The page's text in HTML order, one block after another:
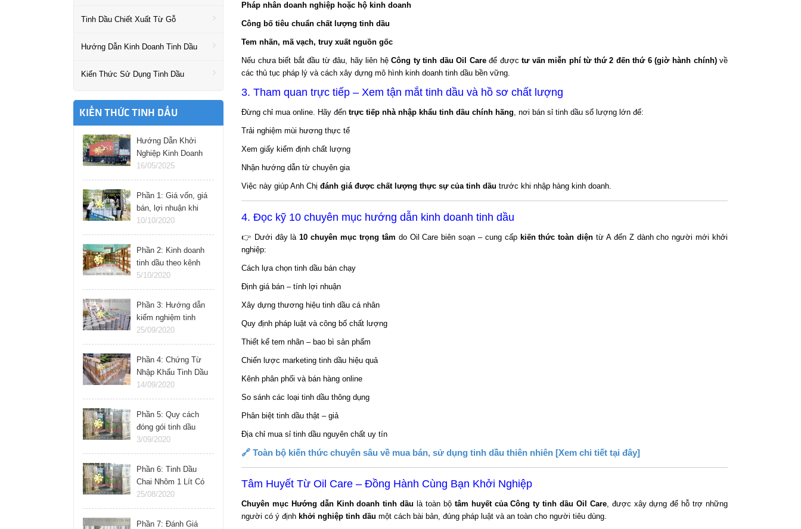
Tinh Dầu Chiết Xuất Từ Gỗ
Hướng Dẫn Kinh Doanh Tinh Dầu
Kiến Thức Sử Dụng Tinh Dầu
KIẾN THỨC TINH DẦU
Hướng Dẫn Khởi
Nghiệp Kinh Doanh
Tinh Dầu Thành
Công: Bí Quyết &
Hướng Dẫn Từng
Bước
16/05/2025
Phần 1: Giá vốn, giá
bán, lợi nhuận khi
kinh doanh tinh dầu
online
10/10/2020
Phần 2: Kinh doanh
tinh dầu theo kênh
nào cho hiệu quả
5/10/2020
Phần 3: Hướng dẫn
kiểm nghiệm tinh
dầu tại nhà
25/09/2020
Phần 4: Chứng Từ
Nhập Khẩu Tinh Dầu
Thiên Nhiên Cần
Chuẩn Bị Gì?
14/09/2020
Phần 5: Quy cách
đóng gói tinh dầu
nhập khẩu từ ấn độ,
pháp, đức, ý.
3/09/2020
Phần 6: Tinh Dầu
Chai Nhôm 1 Lít Có
Nhập Khẩu Trực
Tiếp Được Không?
25/08/2020
Phần 7: Đánh Giá
Pháp nhân doanh nghiệp hoặc hộ kinh doanh
Công bố tiêu chuẩn chất lượng tinh dầu
Tem nhãn, mã vạch, truy xuất nguồn gốc
Nếu chưa biết bắt đầu từ đâu, hãy liên hệCông ty tinh dầu Oil Caređể đượctư vấn miễn phí từ thứ 2 đến thứ 6 (giờ hành chính)về
các thủ tục pháp lý và cách xây dựng mô hình kinh doanh tinh dầu bền vững.
3. Tham quan trực tiếp – Xem tận mắt tinh dầu và hồ sơ chất lượng
Đừng chỉ mua online. Hãy đến trực tiếp nhà nhập khẩu tinh dầu chính hãng, nơi bán sỉ tinh dầu số lượng lớn để:
Trải nghiệm mùi hương thực tế
Xem giấy kiểm định chất lượng
Nhận hướng dẫn từ chuyên gia
Việc này giúp Anh Chị đánh giá được chất lượng thực sự của tinh dầu trước khi nhập hàng kinh doanh.
4. Đọc kỹ 10 chuyên mục hướng dẫn kinh doanh tinh dầu
👉 Dưới đây là10 chuyên mục trọng tâm do Oil Care biên soạn – cung cấp kiến thức toàn diện từ A đến Z dành cho người mới khởi
nghiệp:
Cách lựa chọn tinh dầu bán chạy
Định giá bán – tính lợi nhuận
Xây dựng thương hiệu tinh dầu cá nhân
Quy định pháp luật và công bố chất lượng
Thiết kế tem nhãn – bao bì sản phẩm
Chiến lược marketing tinh dầu hiệu quả
Kênh phân phối và bán hàng online
So sánh các loại tinh dầu thông dụng
Phân biệt tinh dầu thật – giả
Địa chỉ mua sỉ tinh dầu nguyên chất uy tín
🔗 Toàn bộ kiến thức chuyên sâu về mua bán, sử dụng tinh dầu thiên nhiên [Xem chi tiết tại đây]
Tâm Huyết Từ Oil Care – Đồng Hành Cùng Bạn Khởi Nghiệp
Chuyên mục Hướng dẫn Kinh doanh tinh dầu là toàn bộ tâm huyết của Công ty tinh dầu Oil Care, được xây dựng để hỗ trợ những
người có ý định khởi nghiệp tinh dầu một cách bài bản, đúng pháp luật và an toàn cho người tiêu dùng.